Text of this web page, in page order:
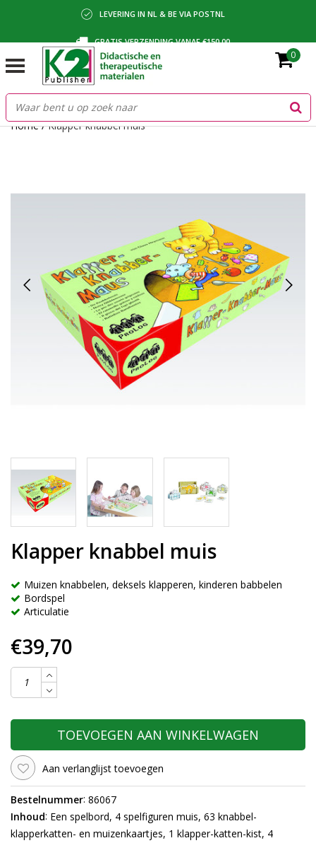
LEVERING IN NL & BE VIA POSTNL
GRATIS VERZENDING VANAF €150,00
BETALING VIA IDEAL, BANCONTACT OF FACTUUR
0
Home/Klapper knabbel muis
Klapper knabbel muis
Muizen knabbelen, deksels klapperen, kinderen babbelen
Bordspel
Articulatie
€39,70
TOEVOEGEN AAN WINKELWAGEN
Aan verlanglijst toevoegen
Bestelnummer: 86067
Inhoud: Een spelbord, 4 spelfiguren muis, 63 knabbel-
klapperkatten- en muizenkaartjes, 1 klapper-katten-kist, 4